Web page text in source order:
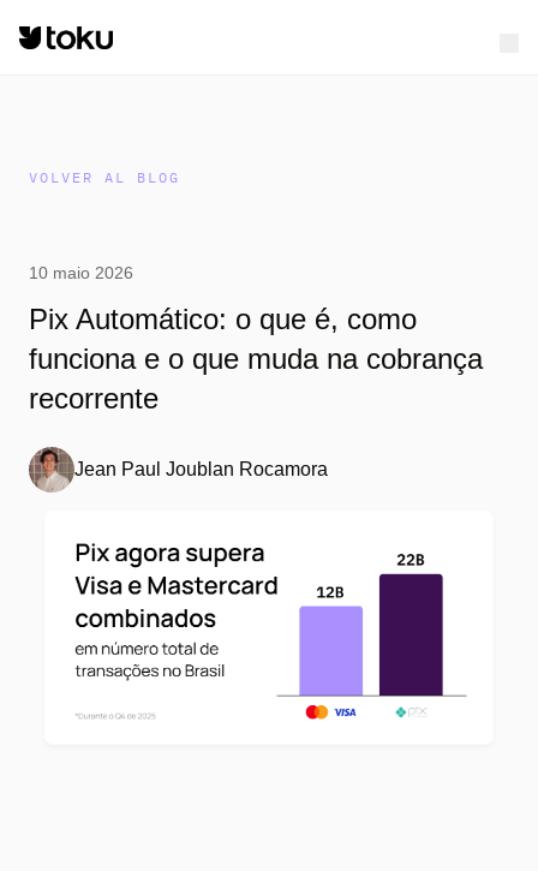
VOLVER AL BLOG
10 maio 2026
Pix Automático: o que é, como
funciona e o que muda na cobrança
recorrente
Jean Paul Joublan Rocamora